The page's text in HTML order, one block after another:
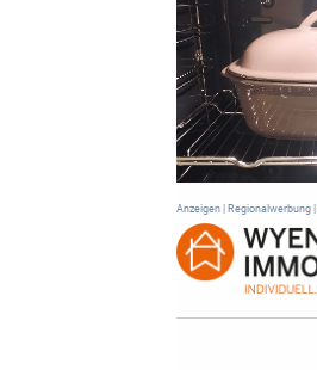
Anzeigen | Regionalwerbung |